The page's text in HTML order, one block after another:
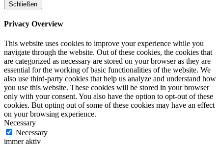
Schließen
Privacy Overview
This website uses cookies to improve your experience while you
navigate through the website. Out of these cookies, the cookies that
are categorized as necessary are stored on your browser as they are
essential for the working of basic functionalities of the website. We
also use third-party cookies that help us analyze and understand how
you use this website. These cookies will be stored in your browser
only with your consent. You also have the option to opt-out of these
cookies. But opting out of some of these cookies may have an effect
on your browsing experience.
Necessary
Necessary
immer aktiv